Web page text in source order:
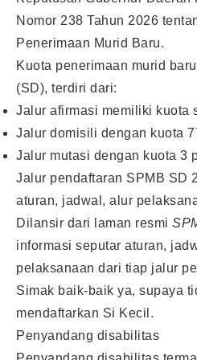
Nomor 238 Tahun 2026
Penerimaan Murid Baru.
Kuota penerimaan murid
(SD), terdiri dari:
Jalur afirmasi memiliki kuota
Jalur domisili dengan kuota
Jalur mutasi dengan kuota 3
Jalur pendaftaran SPMB SD
aturan, jadwal, alur
Dilansir dari laman resmi
informasi seputar aturan,
pelaksanaan dari tiap jalur
Simak baik-baik ya, supaya
mendaftarkan Si Kecil.
Penyandang disabilitas